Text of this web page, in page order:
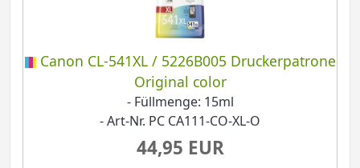
Canon CL-541XL / 5226B005 Druckerpatrone
Original color
- Füllmenge: 15ml
- Art-Nr. PC CA111-CO-XL-O
44,95 EUR